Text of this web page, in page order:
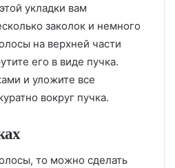
укладки вам
заколок и немного
на верхней части
его в виде пучка.
и уложите все
вокруг пучка.
то можно сделать